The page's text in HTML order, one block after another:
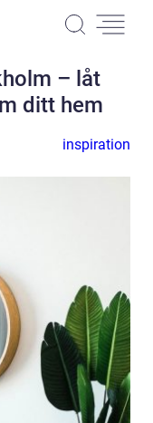
– låt
ditt hem
inspiration